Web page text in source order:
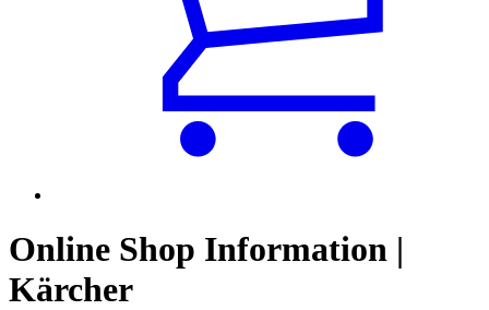
Online Shop Information |
Kärcher